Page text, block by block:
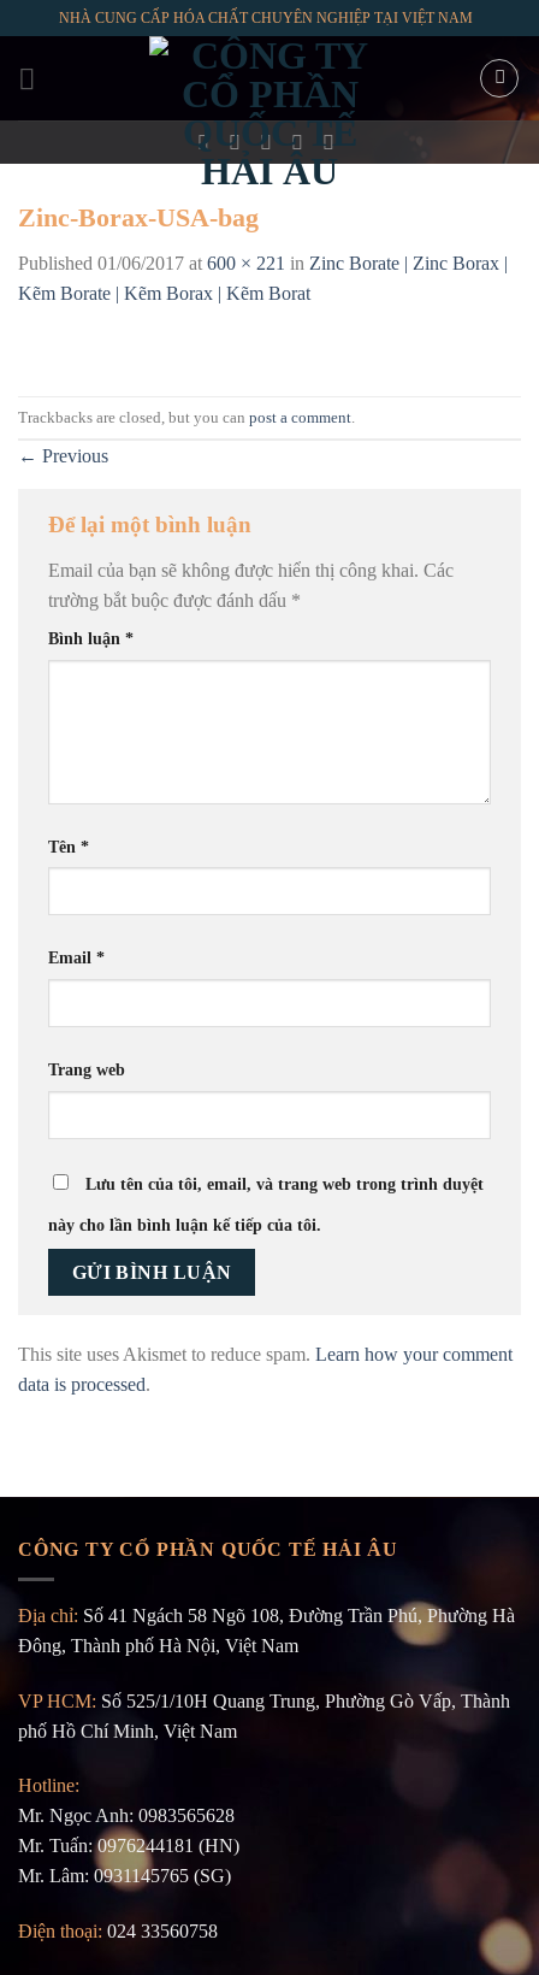
content
NHÀ CUNG CẤP HÓA CHẤT CHUYÊN NGHIỆP TẠI VIỆT NAM
Zinc-Borax-USA-bag
Published 01/06/2017 at 600 × 221 in Zinc Borate | Zinc Borax |
Kẽm Borate | Kẽm Borax | Kẽm Borat
Trackbacks are closed, but you can post a comment
← Previous
Để lại một bình luận
Email của bạn sẽ không được hiển thị công khai. Các
trường bắt buộc được đánh dấu *
Bình luận *
Tên *
Email *
Trang web
Lưu tên của tôi, email, và trang web trong trình duyệt
này cho lần bình luận kế tiếp của tôi.
This site uses Akismet to reduce spam. Learn how your comment
data is processed.
CÔNG TY CỔ PHẦN QUỐC TẾ HẢI ÂU
Địa chỉ: Số 41 Ngách 58 Ngõ 108, Đường Trần Phú, Phường Hà
Đông, Thành phố Hà Nội, Việt Nam
VP HCM: Số 525/1/10H Quang Trung, Phường Gò Vấp, Thành
phố Hồ Chí Minh, Việt Nam
Hotline:
Mr. Ngọc Anh: 0983565628
Mr. Tuấn: 0976244181 (HN)
Mr. Lâm: 0931145765 (SG)
Điện thoại: 024 33560758